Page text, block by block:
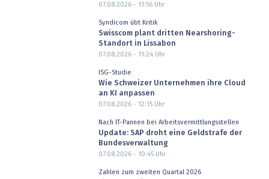
07.08.2026 - 11:56Uhr
Syndicom übt Kritik
Swisscom plant dritten Nearshoring-
Standort in Lissabon
07.08.2026 - 11:24Uhr
ISG-Studie
Wie Schweizer Unternehmen ihre Cloud
an KI anpassen
07.08.2026 - 12:15Uhr
Nach IT-Pannen bei Arbeitsvermittlungsstellen
Update: SAP droht eine Geldstrafe der
Bundesverwaltung
07.08.2026 - 10:45Uhr
Zahlen zum zweiten Quartal 2026